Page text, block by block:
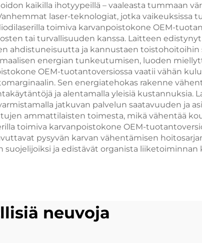
kliinikko käyttöä
varten
kaikilla ihotyypeillä – vaaleasta tummaan
laser-teknologiat, jotka vaikeuksissa
toimiva karvanpoistokone OEM-
tai turvallisuuden kanssa. Laitteen
ahdistuneisuutta ja kannustaen toistohoitoihin
energian tunkeutumisen, luoden
OEM-tuotantoversiossa vaatii vähän
Sen energiatehokas rakenne
ja alentamalla yleisiä kustannuksia.
jatkuvan palvelun saatavuuden ja
ammattilaisten toimesta, mikä vähentää
toimiva karvanpoistokone OEM-
pysyvän karvan vähentämisen
ja edistävät organista liiketoiminnan
neuvoja